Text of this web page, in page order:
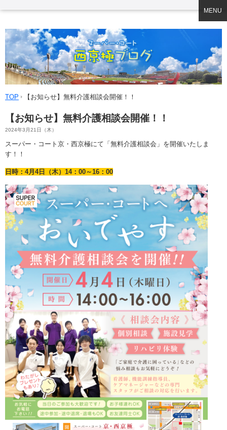
MENU
TOP 【お知らせ】無料介護相談会開催！！
【お知らせ】無料介護相談会開催！！
2024年3月21日（木）
スーパー・コート京・西京極にて「無料介護相談会」を開催いたしま
す！！
日時：4月4日（木）14：00～16：00